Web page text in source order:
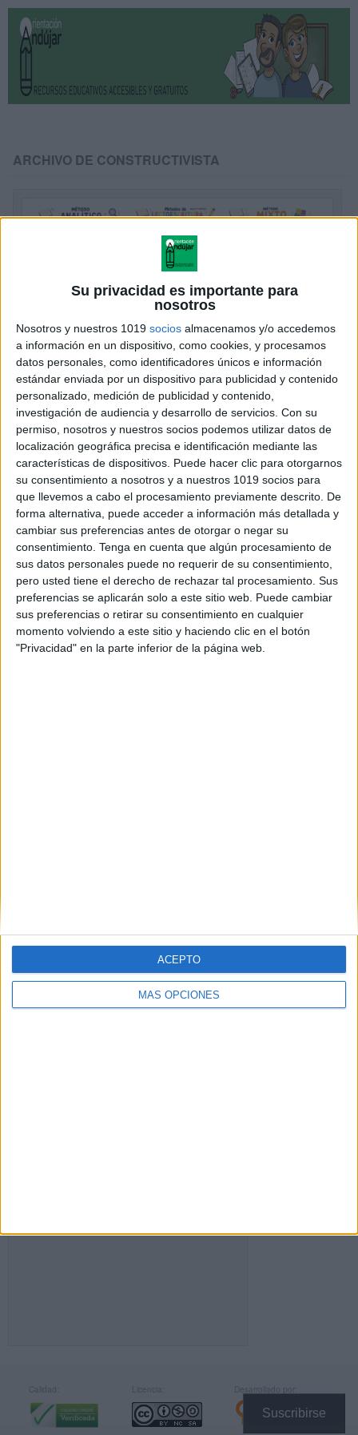
Su privacidad es importante para
nosotros
Nosotros y nuestros 1019 socios almacenamos y/o accedemos
a información en un dispositivo, como cookies, y procesamos
datos personales, como identificadores únicos e información
estándar enviada por un dispositivo para publicidad y contenido
personalizado, medición de publicidad y contenido,
investigación de audiencia y desarrollo de servicios. Con su
permiso, nosotros y nuestros socios podemos utilizar datos de
localización geográfica precisa e identificación mediante las
características de dispositivos. Puede hacer clic para otorgarnos
su consentimiento a nosotros y a nuestros 1019 socios para
que llevemos a cabo el procesamiento previamente descrito. De
forma alternativa, puede acceder a información más detallada y
cambiar sus preferencias antes de otorgar o negar su
consentimiento. Tenga en cuenta que algún procesamiento de
sus datos personales puede no requerir de su consentimiento,
pero usted tiene el derecho de rechazar tal procesamiento. Sus
preferencias se aplicarán solo a este sitio web. Puede cambiar
sus preferencias o retirar su consentimiento en cualquier
momento volviendo a este sitio y haciendo clic en el botón
"Privacidad" en la parte inferior de la página web.
MÁS OPCIONES
ACEPTO
Suscribirse
ARCHIVO DE CONSTRUCTIVISTA
Láminas didácticas Métodos de
Lectoescritura
Publicado el 13 mayo, 2026
Las láminas didácticas de métodos de lectoescritura
son un recurso imprescindible para comprender,
comparar y aplicar los distintos enfoques que existen
para enseñar a leer y escribir en Infantil y […]
SEGUIR LEYENDO
Buscar
SIGUE NUESTROS TABLEROS EN